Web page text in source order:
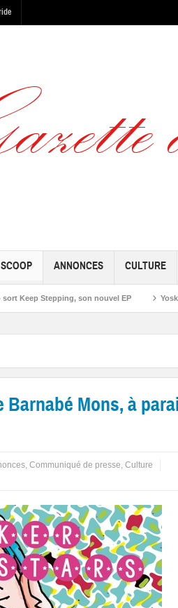
SCOOP ANNONCES CULTURE
son nouvel EP Yoskel présente
Mons, à
, Communiqué de presse, Culture